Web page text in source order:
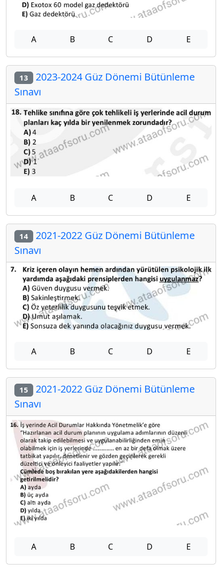
A B C D E
13 2023-2024 Güz Dönemi Bütünleme
Sınavı
A B C D E
14 2021-2022 Güz Dönemi Bütünleme
Sınavı
A B C D E
15 2021-2022 Güz Dönemi Bütünleme
Sınavı
A B C D E